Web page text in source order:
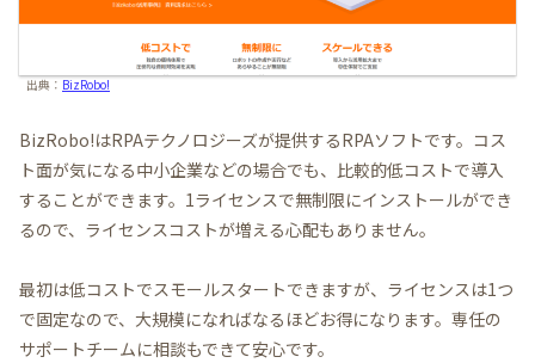
出典： BizRobo!
BizRobo!はRPAテクノロジーズが提供するRPAソフトです。コス
ト面が気になる中小企業などの場合でも、比較的低コストで導入
することができます。1ライセンスで無制限にインストールができ
るので、ライセンスコストが増える心配もありません。
最初は低コストでスモールスタートできますが、ライセンスは1つ
で固定なので、大規模になればなるほどお得になります。専任の
サポートチームに相談もできて安心です。